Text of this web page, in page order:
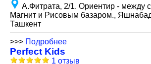
А.Фитрата, 2/1. Ориентир - между
Магнит и Рисовым базаром.,
Ташкент
>>> Подробнее
Perfect Kids
1 отзыв